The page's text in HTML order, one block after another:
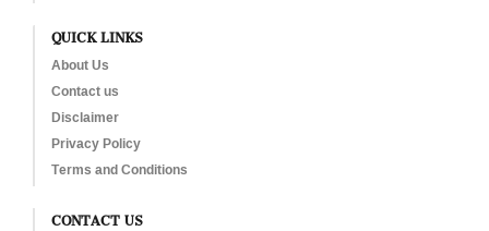
QUICK LINKS
About Us
Contact us
Disclaimer
Privacy Policy
Terms and Conditions
CONTACT US